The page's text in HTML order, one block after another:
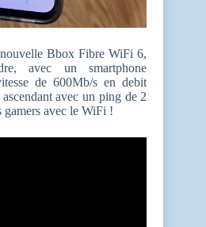
Bbox Fibre WiFi 6,
avec un smartphone
de 600Mb/s en debit
avec un ping de 2
avec le WiFi !